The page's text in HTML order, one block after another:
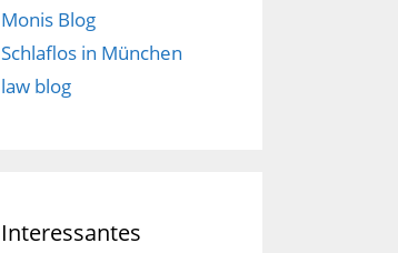
Monis Blog
Schlaflos in München
law blog
Interessantes